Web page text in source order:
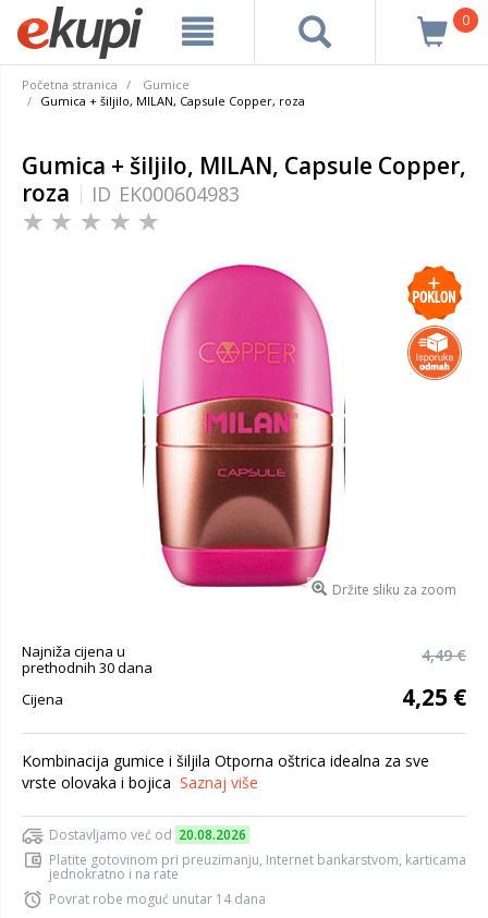
0
Početna stranica
Gumice
Gumica + šiljilo, MILAN, Capsule Copper, roza
Gumica + šiljilo, MILAN, Capsule Copper,
roza
ID EK000604983
Držite sliku za zoom
Najniža cijena u
prethodnih 30 dana
4,49 €
Cijena 4,25 €
Kombinacija gumice i šiljila Otporna oštrica idealna za sve
vrste olovaka i bojica Saznaj više
Dostavljamo već od 20.08.2026
Platite gotovinom pri preuzimanju, Internet bankarstvom, karticama
jednokratno i na rate
Povrat robe moguć unutar 14 dana